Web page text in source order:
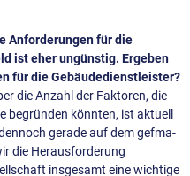
Anforderungen für die
ist eher ungünstig. Ergeben
für die Gebäudedienstleister?
die Anzahl der Faktoren, die
begründen könnten, ist aktuell
gerade auf dem gefma-
die Herausforderung
insgesamt eine wichtige